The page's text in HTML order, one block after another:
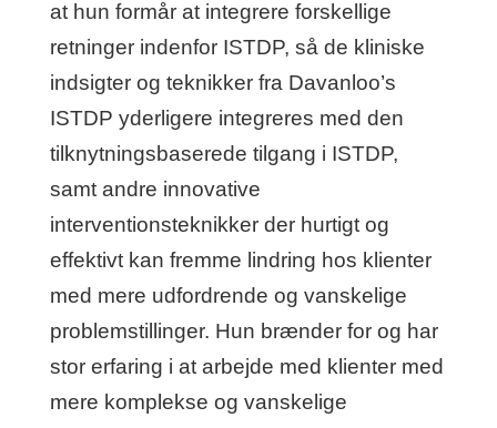
at hun formår at integrere forskellige
retninger indenfor ISTDP, så de kliniske
indsigter og teknikker fra Davanloo’s
ISTDP yderligere integreres med den
tilknytningsbaserede tilgang i ISTDP,
samt andre innovative
interventionsteknikker der hurtigt og
effektivt kan fremme lindring hos klienter
med mere udfordrende og vanskelige
problemstillinger. Hun brænder for og har
stor erfaring i at arbejde med klienter med
mere komplekse og vanskelige